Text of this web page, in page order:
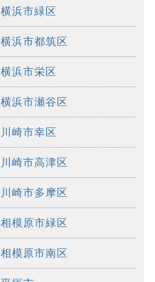
横浜市緑区
横浜市都筑区
横浜市栄区
横浜市瀬谷区
川崎市幸区
川崎市高津区
川崎市多摩区
相模原市緑区
相模原市南区